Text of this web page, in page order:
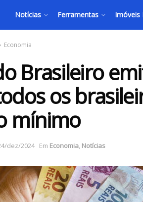
Notícias Ferramentas Imóveis
Economia
Brasileiro
os
mínimo
dez/2024 Em Economia, Notícias